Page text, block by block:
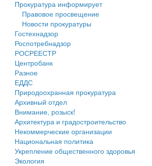
Проекты планировки территории
Собрание депутатов
Городское поселение
Сельские поселения
Прокуратура информирует
Правовое просвещение
Новости прокуратуры
Гостехнадзор
Роспотребнадзор
РОСРЕЕСТР
Центробанк
Разное
ЕДДС
Природоохранная прокуратура
Архивный отдел
Внимание, розыск!
Архитектура и градостроительство
Некоммерческие организации
Национальная политика
Укрепление общественного здоровья
Экология